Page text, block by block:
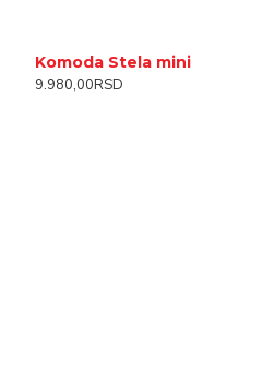
Komoda Stela mini
9.980,00RSD